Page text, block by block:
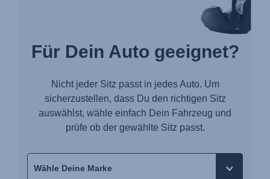
Für Dein Auto geeignet?
Nicht jeder Sitz passt in jedes Auto. Um
sicherzustellen, dass Du den richtigen Sitz
auswählst, wähle einfach Dein Fahrzeug und
prüfe ob der gewählte Sitz passt.